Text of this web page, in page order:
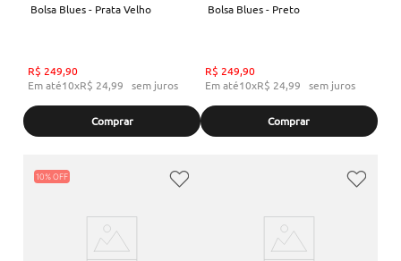
Bolsa Blues - Prata Velho
R$ 249,90
Em até10xR$ 24,99 sem juros
Comprar
Bolsa Blues - Preto
R$ 249,90
Em até10xR$ 24,99 sem juros
Comprar
10%